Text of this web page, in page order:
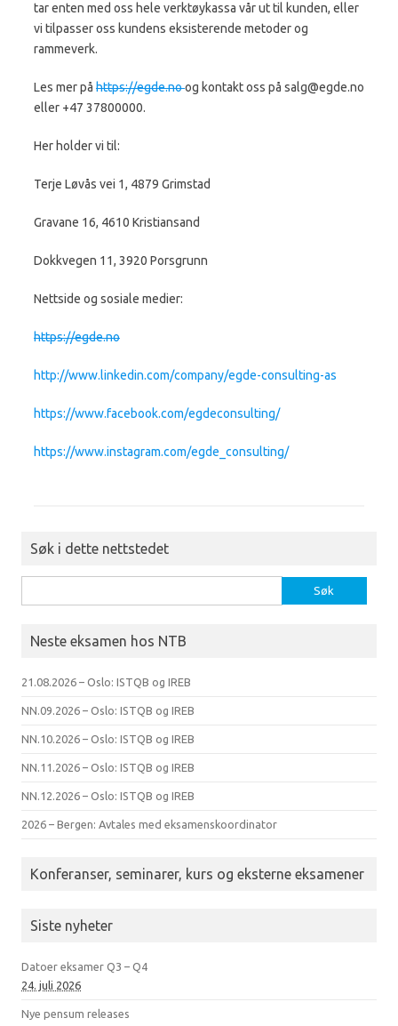
tar enten med oss hele verktøykassa vår ut til kunden, eller
vi tilpasser oss kundens eksisterende metoder og
rammeverk.
Les mer på https://egde.noog kontakt oss på salg@egde.no
eller +47 37800000.
Her holder vi til:
Terje Løvås vei 1, 4879 Grimstad
Gravane 16, 4610 Kristiansand
Dokkvegen 11, 3920 Porsgrunn
Nettside og sosiale medier:
https://egde.no
http://www.linkedin.com/company/egde-consulting-as
https://www.facebook.com/egdeconsulting/
https://www.instagram.com/egde_consulting/
Søk i dette nettstedet
Neste eksamen hos NTB
21.08.2026 – Oslo: ISTQB og IREB
NN.09.2026 – Oslo: ISTQB og IREB
NN.10.2026 – Oslo: ISTQB og IREB
NN.11.2026 – Oslo: ISTQB og IREB
NN.12.2026 – Oslo: ISTQB og IREB
2026 – Bergen: Avtales med eksamenskoordinator
Konferanser, seminarer, kurs og eksterne eksamener
Siste nyheter
Datoer eksamer Q3 – Q4
24. juli 2026
Nye pensum releases